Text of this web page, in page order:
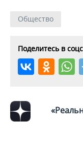
Общество
Поделитесь в